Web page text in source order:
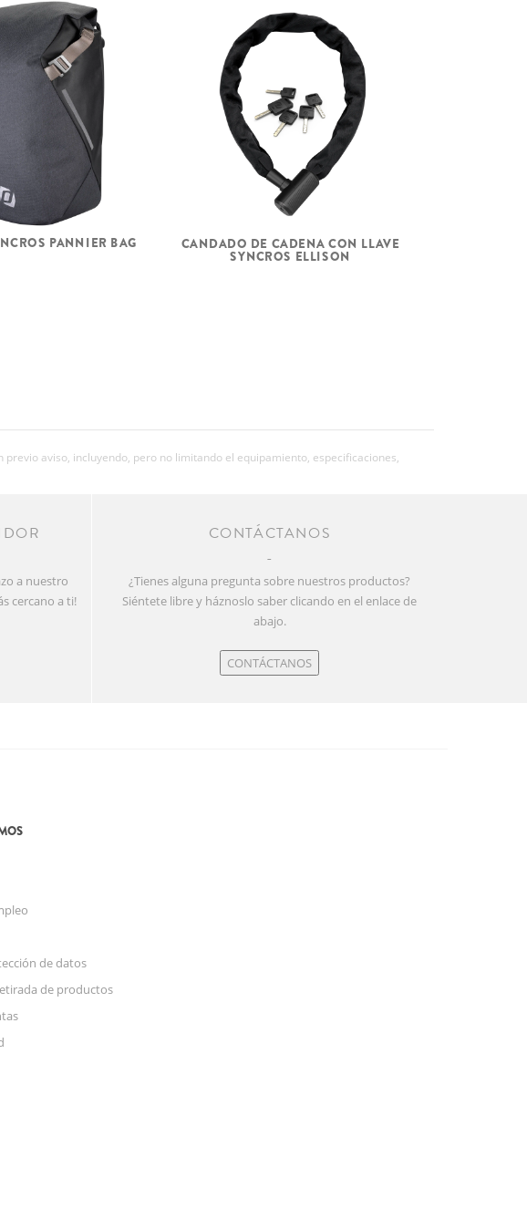
PANNIER BAG CANDADO DE CADENA CON LLAVE
SYNCROS ELLISON
aviso, incluyendo, pero no limitando el equipamiento, especificaciones,
a nuestro
cercano a ti!
CONTÁCTANOS
¿Tienes alguna pregunta sobre nuestros productos?
Siéntete libre y háznoslo saber clicando en el enlace de
abajo.
CONTÁCTANOS
de datos
de productos